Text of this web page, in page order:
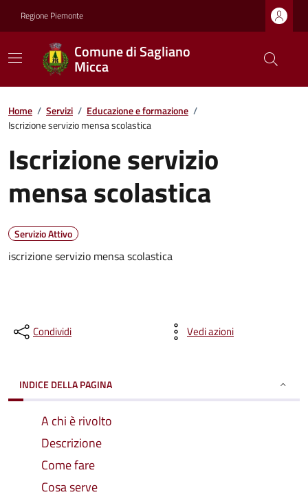
Regione Piemonte
Comune di Sagliano
Micca
Home / Servizi / Educazione e formazione /
Iscrizione servizio mensa scolastica
Iscrizione servizio
mensa scolastica
Servizio Attivo
iscrizione servizio mensa scolastica
Condividi Vedi azioni
INDICE DELLA PAGINA
A chi è rivolto
Descrizione
Come fare
Cosa serve